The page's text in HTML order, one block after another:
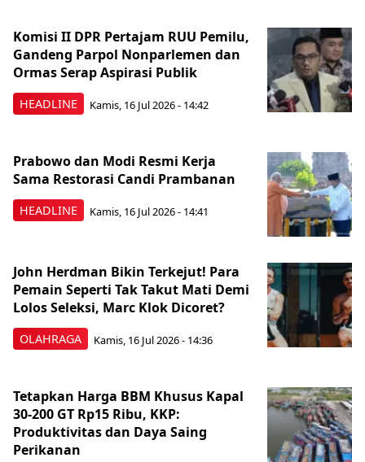
HEADLINE
Komisi II DPR Pertajam RUU Pemilu,
Gandeng Parpol Nonparlemen dan
Ormas Serap Aspirasi Publik
Kamis, 16 Jul 2026 - 14:42
HEADLINE
Prabowo dan Modi Resmi Kerja
Sama Restorasi Candi Prambanan
Kamis, 16 Jul 2026 - 14:41
OLAHRAGA
John Herdman Bikin Terkejut! Para
Pemain Seperti Tak Takut Mati Demi
Lolos Seleksi, Marc Klok Dicoret?
Kamis, 16 Jul 2026 - 14:36
Tetapkan Harga BBM Khusus Kapal
30-200 GT Rp15 Ribu, KKP:
Produktivitas dan Daya Saing
Perikanan